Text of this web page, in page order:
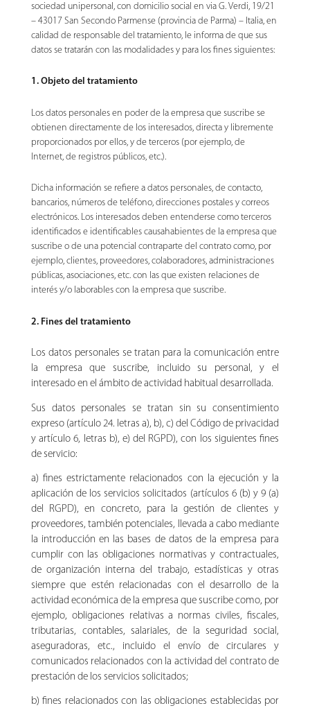
sociedad unipersonal, con domicilio social en via G. Verdi, 19/21
– 43017 San Secondo Parmense (provincia de Parma) – Italia, en
calidad de responsable del tratamiento, le informa de que sus
datos se tratarán con las modalidades y para los fines siguientes:
1. Objeto del tratamiento
Los datos personales en poder de la empresa que suscribe se
obtienen directamente de los interesados, directa y libremente
proporcionados por ellos, y de terceros (por ejemplo, de
Internet, de registros públicos, etc.).
Dicha información se refiere a datos personales, de contacto,
bancarios, números de teléfono, direcciones postales y correos
electrónicos. Los interesados deben entenderse como terceros
identificados e identificables causahabientes de la empresa que
suscribe o de una potencial contraparte del contrato como, por
ejemplo, clientes, proveedores, colaboradores, administraciones
públicas, asociaciones, etc. con las que existen relaciones de
interés y/o laborables con la empresa que suscribe.
2. Fines del tratamiento
Los datos personales se tratan para la comunicación entre
la empresa que suscribe, incluido su personal, y el
interesado en el ámbito de actividad habitual desarrollada.
Sus datos personales se tratan sin su consentimiento
expreso (artículo 24. letras a), b), c) del Código de privacidad
y artículo 6, letras b), e) del RGPD), con los siguientes fines
de servicio:
a) fines estrictamente relacionados con la ejecución y la
aplicación de los servicios solicitados (artículos 6 (b) y 9 (a)
del RGPD), en concreto, para la gestión de clientes y
proveedores, también potenciales, llevada a cabo mediante
la introducción en las bases de datos de la empresa para
cumplir con las obligaciones normativas y contractuales,
de organización interna del trabajo, estadísticas y otras
siempre que estén relacionadas con el desarrollo de la
actividad económica de la empresa que suscribe como, por
ejemplo, obligaciones relativas a normas civiles, fiscales,
tributarias, contables, salariales, de la seguridad social,
aseguradoras, etc., incluido el envío de circulares y
comunicados relacionados con la actividad del contrato de
prestación de los servicios solicitados;
b) fines relacionados con las obligaciones establecidas por